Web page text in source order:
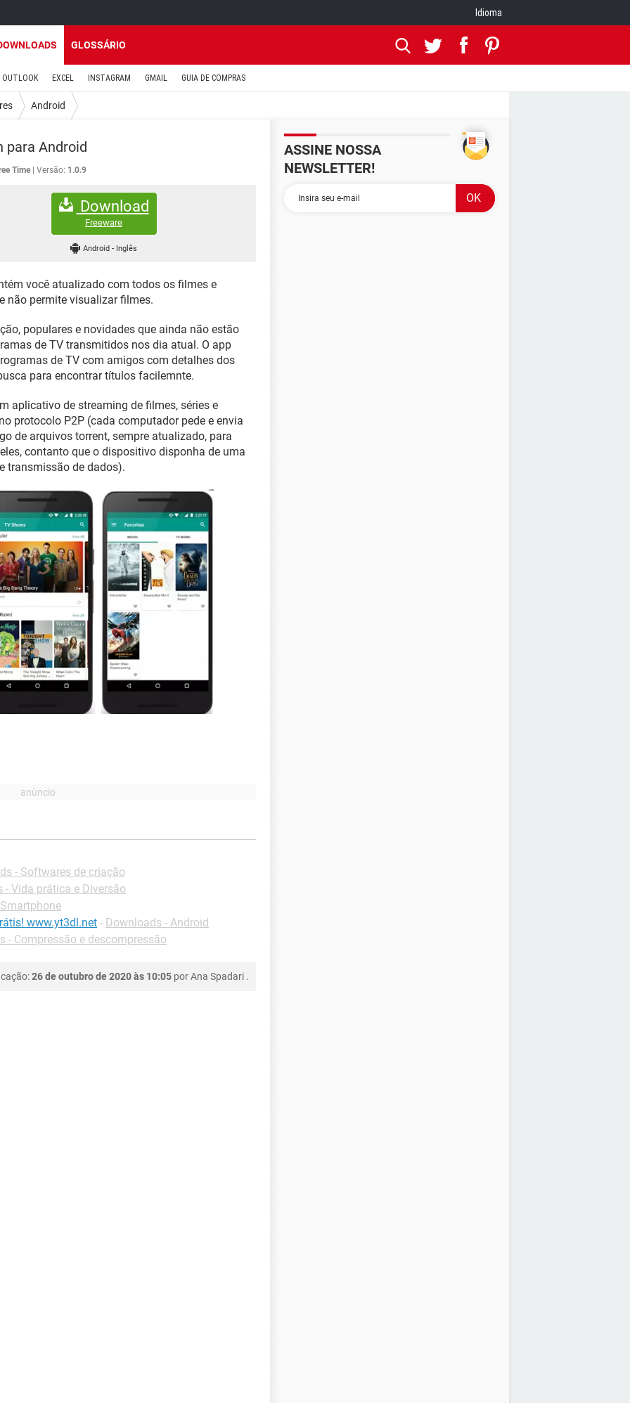
Idioma
GLOSSÁRIO
OUTLOOK EXCEL INSTAGRAM GMAIL GUIA DE COMPRAS
Android
para Android
Time Versão: 1.0.9
Download
Freeware
Android - Inglês
você atualizado com todos os filmes e
não permite visualizar filmes.
populares e novidades que ainda não estão
de TV transmitidos nos dia atual. O app
de TV com amigos com detalhes dos
para encontrar títulos facilemnte.
aplicativo de streaming de filmes, séries e
protocolo P2P (cada computador pede e envia
de arquivos torrent, sempre atualizado, para
contanto que o dispositivo disponha de uma
transmissão de dados).
- Softwares de criação
- Vida prática e Diversão
www.yt3dl.net - Downloads - Android
- Compressão e descompressão
26 de outubro de 2020 às 10:05 porAna Spadari .
ASSINE NOSSA
NEWSLETTER!